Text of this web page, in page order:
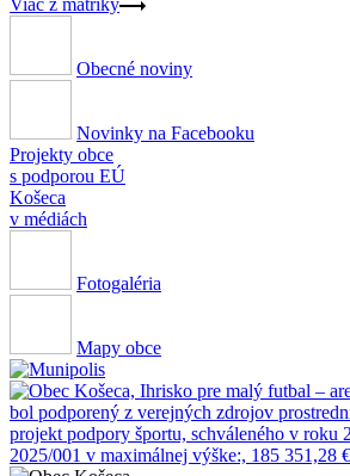
Viac z matriky
Obecné noviny
Novinky na Facebooku
Projekty obce
s podporou EÚ
Košeca
v médiách
Fotogaléria
Mapy obce